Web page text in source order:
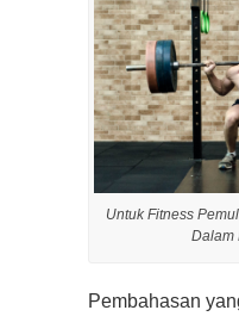
Untuk Fitness
Dalam
Pembahasan